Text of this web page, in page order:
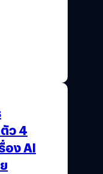
ว 4
อง AI